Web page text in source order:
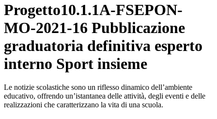
Progetto10.1.1A-FSEPON-
MO-2021-16 Pubblicazione
graduatoria definitiva esperto
interno Sport insieme
Le notizie scolastiche sono un riflesso dinamico dell’ambiente
educativo, offrendo un’istantanea delle attività, degli eventi e delle
realizzazioni che caratterizzano la vita di una scuola.